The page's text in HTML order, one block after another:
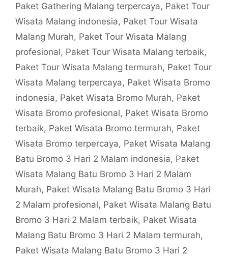
Paket Gathering Malang terpercaya, Paket Tour
Wisata Malang indonesia, Paket Tour Wisata
Malang Murah, Paket Tour Wisata Malang
profesional, Paket Tour Wisata Malang terbaik,
Paket Tour Wisata Malang termurah, Paket Tour
Wisata Malang terpercaya, Paket Wisata Bromo
indonesia, Paket Wisata Bromo Murah, Paket
Wisata Bromo profesional, Paket Wisata Bromo
terbaik, Paket Wisata Bromo termurah, Paket
Wisata Bromo terpercaya, Paket Wisata Malang
Batu Bromo 3 Hari 2 Malam indonesia, Paket
Wisata Malang Batu Bromo 3 Hari 2 Malam
Murah, Paket Wisata Malang Batu Bromo 3 Hari
2 Malam profesional, Paket Wisata Malang Batu
Bromo 3 Hari 2 Malam terbaik, Paket Wisata
Malang Batu Bromo 3 Hari 2 Malam termurah,
Paket Wisata Malang Batu Bromo 3 Hari 2